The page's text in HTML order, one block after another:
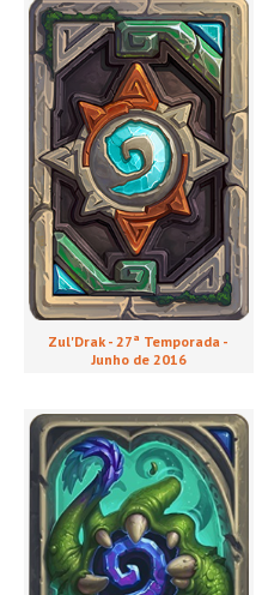
Zul'Drak - 27ª Temporada -
Junho de 2016